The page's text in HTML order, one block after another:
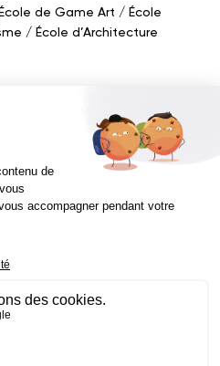
sur la page
École de Game Art
École
École d’Architecture
Bachelor Architecture d’intérieur
Bachelor Cinéma
Interactive Design
Game
privé - ECV 2019 ©